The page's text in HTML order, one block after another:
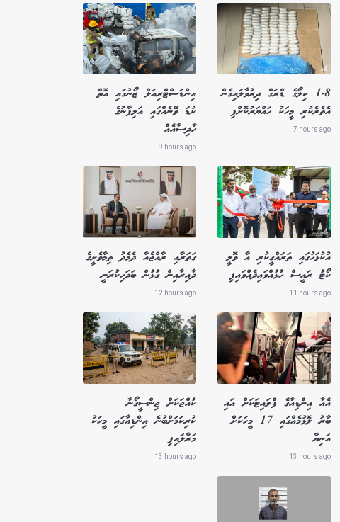
1.8 ކިލޯގެ ޑްރަގް ދިރުވާލައިގެން
އެތެރެކުރި މީހަކު ހައްޔަރުކޮށްފި
7 hours ago
އިންޑަސްޓްރިއަލް ޒޯނުގައި އޮތް
ކުޑަ ވޭނެއްގައި އަލިފާނުގެ
ހާދިސާއެއް
9 hours ago
އުކުޅަހުގައި ތަރައްގީކުރި އާ ވޮލީ
ކޯޓު ރައީސް ހުޅުއްވައިދެއްވައިފި
11 hours ago
ގަތަރާއި ރާއްޖެއާ ދެމެދު ތިމާވެށީގެ
ދާއިރާއިން ގުޅުން ބަދަހިކުރަނީ
12 hours ago
އެއާ އިންޑިއާގެ ފްލައިޓަކަށް އައި
ބާރު ލޮޅުމެއްގައި 17 މީހަކަށް
އަނިޔާ
13 hours ago
ކުއްޖަކަށް ޖިންސީގޯނާ
ކުރިކަމަށްބުނެ އިންޑިއާގައި މީހަކު
މަރާލައިފި
13 hours ago